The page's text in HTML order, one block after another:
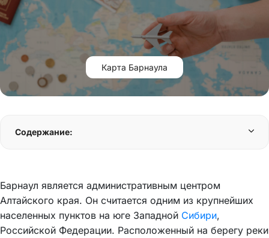
Карта Барнаула
Содержание:
Барнаул является административным центром
Алтайского края. Он считается одним из крупнейших
населенных пунктов на юге Западной Сибири,
Российской Федерации. Расположенный на берегу реки